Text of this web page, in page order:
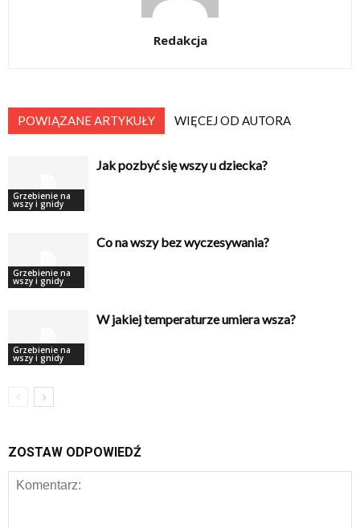
Redakcja
POWIĄZANE ARTYKUŁY WIĘCEJ OD AUTORA
Grzebienie na
wszy i gnidy
Jak pozbyć się wszy u dziecka?
Grzebienie na
wszy i gnidy
Co na wszy bez wyczesywania?
Grzebienie na
wszy i gnidy
W jakiej temperaturze umiera wsza?
ZOSTAW ODPOWIEDŹ